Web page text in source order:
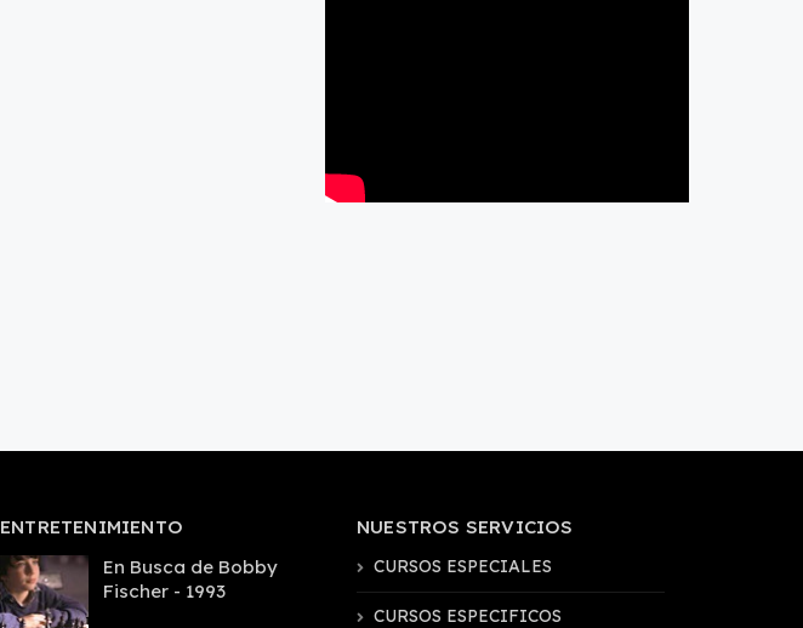
ENTRETENIMIENTO
En Busca de Bobby
Fischer - 1993
NUESTROS SERVICIOS
CURSOS ESPECIALES
CURSOS ESPECIFICOS